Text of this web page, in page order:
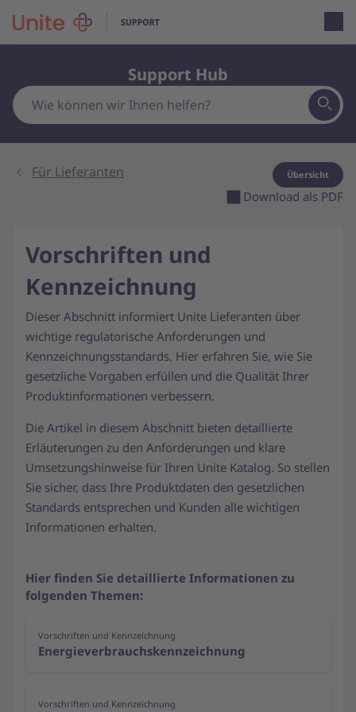
Support Hub
Für Lieferanten
Download als PDF
Übersicht
Vorschriften und
Kennzeichnung
Dieser Abschnitt informiert Unite Lieferanten über
wichtige regulatorische Anforderungen und
Kennzeichnungsstandards. Hier erfahren Sie, wie Sie
gesetzliche Vorgaben erfüllen und die Qualität Ihrer
Produktinformationen verbessern.
Die Artikel in diesem Abschnitt bieten detaillierte
Erläuterungen zu den Anforderungen und klare
Umsetzungshinweise für Ihren Unite Katalog. So stellen
Sie sicher, dass Ihre Produktdaten den gesetzlichen
Standards entsprechen und Kunden alle wichtigen
Informationen erhalten.
Hier finden Sie detaillierte Informationen zu
folgenden Themen:
Vorschriften und Kennzeichnung
Energieverbrauchskennzeichnung
Vorschriften und Kennzeichnung